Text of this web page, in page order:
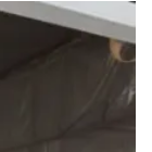
eurų.
intelekto
turime dirbti
įgūdžių“, –
Vytautas